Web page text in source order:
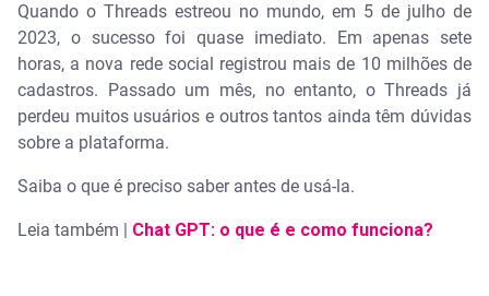
O que é Threads
Ajude a proteger seus dados com ajuda da Serasa
Quando o Threads estreou no mundo, em 5 de julho de
2023, o sucesso foi quase imediato. Em apenas sete
horas, a nova rede social registrou mais de 10 milhões de
cadastros. Passado um mês, no entanto, o Threads já
perdeu muitos usuários e outros tantos ainda têm dúvidas
sobre a plataforma.
Saiba o que é preciso saber antes de usá-la.
Leia também | Chat GPT: o que é e como funciona?